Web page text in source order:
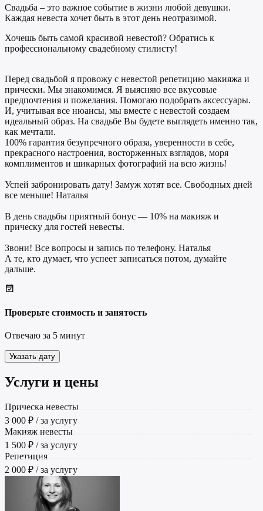
Свадьба – это важное событие в жизни любой девушки.
Каждая невеста хочет быть в этот день неотразимой.
Хочешь быть самой красивой невестой? Обратись к
профессиональному свадебному стилисту!
Перед свадьбой я провожу с невестой репетицию макияжа и
прически. Мы знакомимся. Я выясняю все вкусовые
предпочтения и пожелания. Помогаю подобрать аксессуары.
И, учитывая все нюансы, мы вместе с невестой создаем
идеальный образ. На свадьбе Вы будете выглядеть именно так,
как мечтали.
100% гарантия безупречного образа, уверенности в себе,
прекрасного настроения, восторженных взглядов, моря
комплиментов и шикарных фотографий на всю жизнь!
Успей забронировать дату! Замуж хотят все. Свободных дней
все меньше! Наталья
В день свадьбы приятный бонус — 10% на макияж и
прическу для гостей невесты.
Звони! Все вопросы и запись по телефону. Наталья
А те, кто думает, что успеет записаться потом, думайте
дальше.
Проверьте стоимость и занятость
Отвечаю за 5 минут
Указать дату
Услуги и цены
Прическа невесты
3 000 ₽ / за услугу
Макияж невесты
1 500 ₽ / за услугу
Репетиция
2 000 ₽ / за услугу